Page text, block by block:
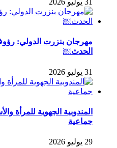
31 يوليو 2026
مهرجان بنزرت الدولي:
الحدث￼
31 يوليو 2026
المندوبية الجهوية للمرأة
جماعية
29 يوليو 2026